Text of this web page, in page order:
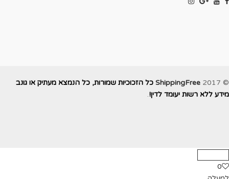
ShippingFreeכל הזכוכיות שמורות, כל הנמצא מעתיק או גונב
ללא רשות יעומד לדין!.
0